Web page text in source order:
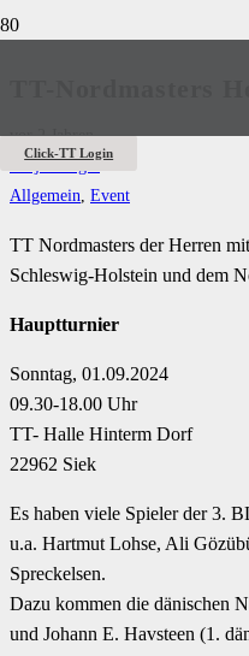
Click-TT Login
vor 2 Jahren
Antje Krüger
Allgemein Event
TT Nordmasters der Herren
Schleswig-Holstein und dem
Hauptturnier
Sonntag, 01.09.2024
09.30-18.00 Uhr
TT- Halle Hinterm Dorf
22962 Siek
Es haben viele Spieler der 3.
u.a. Hartmut Lohse, Ali
Spreckelsen.
Dazu kommen die dänischen
und Johann E. Havsteen (1.